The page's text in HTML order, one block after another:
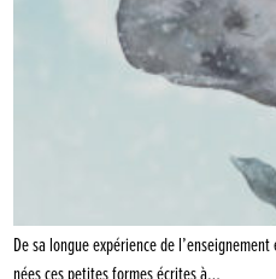
De sa longue expérience de